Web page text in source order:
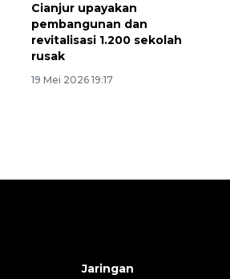
Cianjur upayakan
pembangunan dan
revitalisasi 1.200 sekolah
rusak
19 Mei 2026 19:17
haji Indonesia
memuaskan
Jaringan